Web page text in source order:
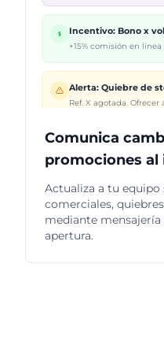
Incentivo: Bono x
+15% comisión en
Alerta: Quiebre de
Ref. X agotada. Ofrecer
Comunica
promociones al
Actualiza a tu
comerciales,
mediante mensajería
apertura.